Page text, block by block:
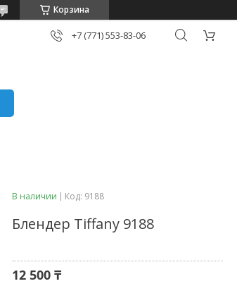
Корзина
+7 (771) 553-83-06
В наличии Код: 9188
Блендер Tiffany 9188
12 500 ₸